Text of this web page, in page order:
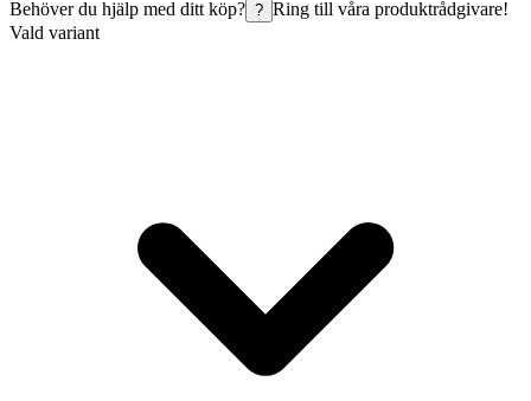
Behöver du hjälp med ditt köp? ? Ring till våra produktrådgivare!
Vald variant